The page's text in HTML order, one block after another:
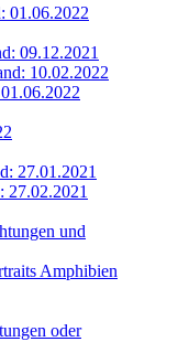
01.06.2022
09.12.2021
10.02.2022
27.01.2021
27.02.2021
und
Amphibien
oder